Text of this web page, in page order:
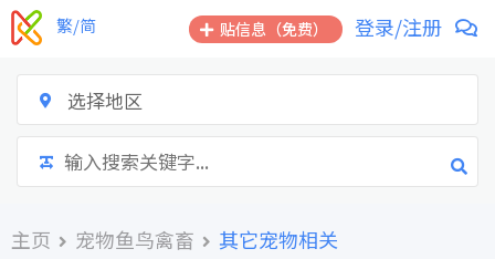
跳
到
贴信息（免费） 登录/注册
繁/简
选择地区
主页 宠物鱼鸟禽畜 其它宠物相关